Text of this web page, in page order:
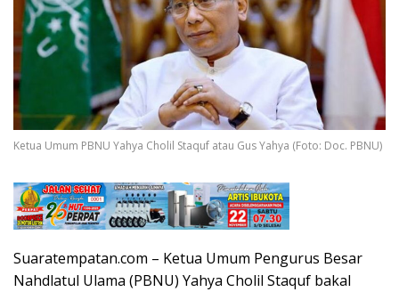
Ketua Umum PBNU Yahya Cholil Staquf atau Gus Yahya (Foto: Doc. PBNU)
Suaratempatan.com – Ketua Umum Pengurus Besar
Nahdlatul Ulama (PBNU) Yahya Cholil Staquf bakal